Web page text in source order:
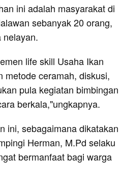
ini adalah masyarakat di
sebanyak 20 orang,
nelayan.
life skill Usaha Ikan
metode ceramah, diskusi,
pula kegiatan bimbingan
berkala,"ungkapnya.
ini, sebagaimana dikatakan
Herman, M.Pd selaku
bermanfaat bagi warga